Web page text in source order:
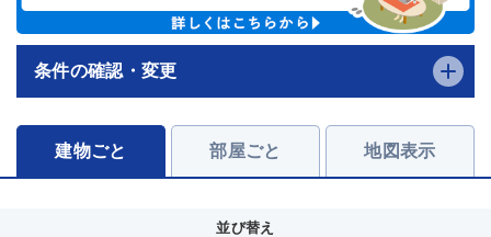
条件の確認・変更
建物ごと 部屋ごと 地図表示
並び替え